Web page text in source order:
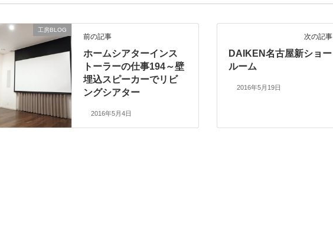
工房BLOG
前の記事
ホームシアターインス
トーラーの仕事194～壁
埋込スピーカーでリビ
ングシアター
2016年5月4日
次の記事
DAIKEN名古屋新ショー
ルーム
2016年5月19日